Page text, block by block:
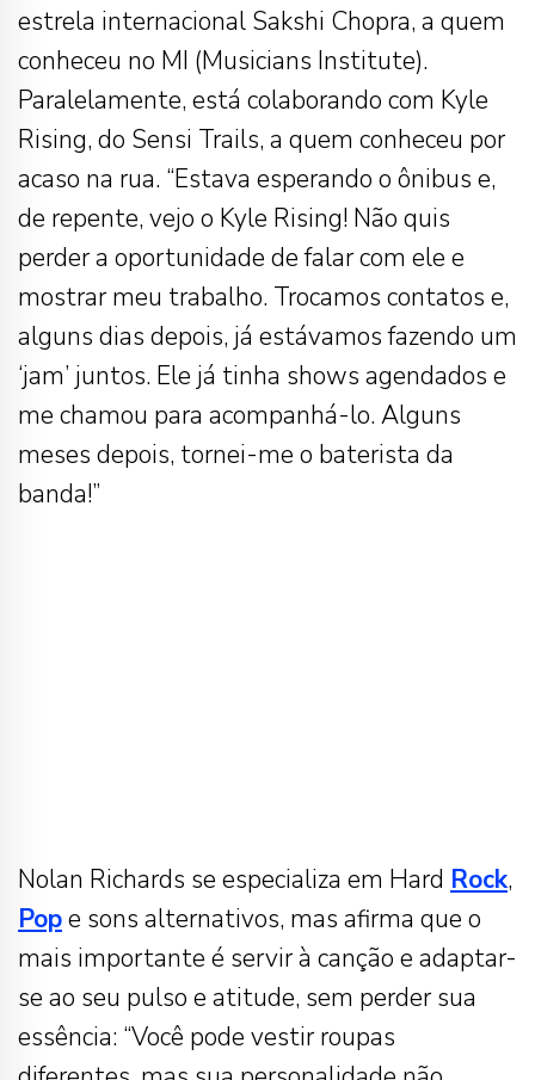
estrela internacional Sakshi Chopra, a quem
conheceu no MI (Musicians Institute).
Paralelamente, está colaborando com Kyle
Rising, do Sensi Trails, a quem conheceu por
acaso na rua. “Estava esperando o ônibus e,
de repente, vejo o Kyle Rising! Não quis
perder a oportunidade de falar com ele e
mostrar meu trabalho. Trocamos contatos e,
alguns dias depois, já estávamos fazendo um
‘jam’ juntos. Ele já tinha shows agendados e
me chamou para acompanhá-lo. Alguns
meses depois, tornei-me o baterista da
banda!”
Nolan Richards se especializa em Hard Rock,
Pope sons alternativos, mas afirma que o
mais importante é servir à canção e adaptar-
se ao seu pulso e atitude, sem perder sua
essência: “Você pode vestir roupas